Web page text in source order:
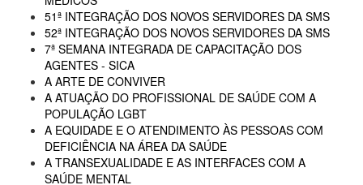
51ª INTEGRAÇÃO DOS NOVOS SERVIDORES DA SMS
52ª INTEGRAÇÃO DOS NOVOS SERVIDORES DA SMS
7ª SEMANA INTEGRADA DE CAPACITAÇÃO DOS
AGENTES - SICA
A ARTE DE CONVIVER
A ATUAÇÃO DO PROFISSIONAL DE SAÚDE COM A
POPULAÇÃO LGBT
A EQUIDADE E O ATENDIMENTO ÀS PESSOAS COM
DEFICIÊNCIA NA ÁREA DA SAÚDE
A TRANSEXUALIDADE E AS INTERFACES COM A
SAÚDE MENTAL